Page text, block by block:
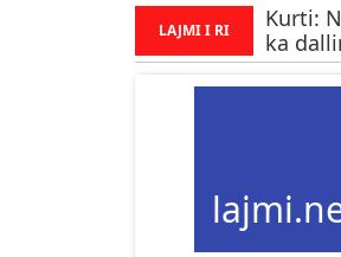
LAJMI I RI
Kurti:
ka